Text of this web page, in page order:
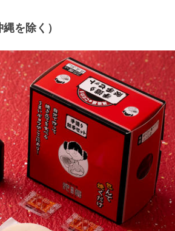
を除く）